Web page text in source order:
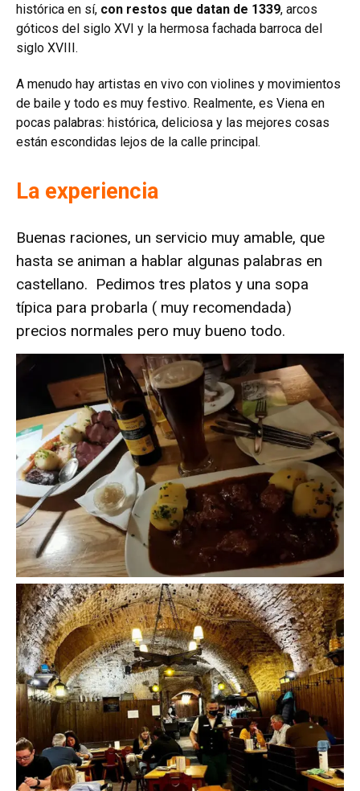
histórica en sí, con restos que datan de 1339, arcos
góticos del siglo XVI y la hermosa fachada barroca del
siglo XVIII.
A menudo hay artistas en vivo con violines y movimientos
de baile y todo es muy festivo. Realmente, es Viena en
pocas palabras: histórica, deliciosa y las mejores cosas
están escondidas lejos de la calle principal.
La experiencia
Buenas raciones, un servicio muy amable, que
hasta se animan a hablar algunas palabras en
castellano. Pedimos tres platos y una sopa
típica para probarla ( muy recomendada)
precios normales pero muy bueno todo.